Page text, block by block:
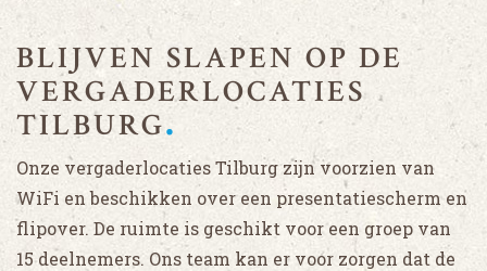
BLIJVEN SLAPEN OP DE
VERGADERLOCATIES
TILBURG
Onze vergaderlocaties Tilburg zijn voorzien van
WiFi en beschikken over een presentatiescherm en
flipover. De ruimte is geschikt voor een groep van
15 deelnemers. Ons team kan er voor zorgen dat de